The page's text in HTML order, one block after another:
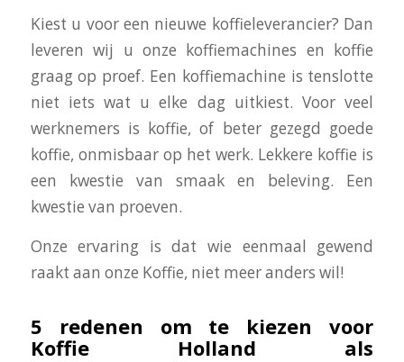
Kiest u voor een nieuwe koffieleverancier? Dan
leveren wij u onze koffiemachines en koffie
graag op proef. Een koffiemachine is tenslotte
niet iets wat u elke dag uitkiest. Voor veel
werknemers is koffie, of beter gezegd goede
koffie, onmisbaar op het werk. Lekkere koffie is
een kwestie van smaak en beleving. Een
kwestie van proeven.
Onze ervaring is dat wie eenmaal gewend
raakt aan onze Koffie, niet meer anders wil!
5 redenen om te kiezen voor
Koffie Holland als